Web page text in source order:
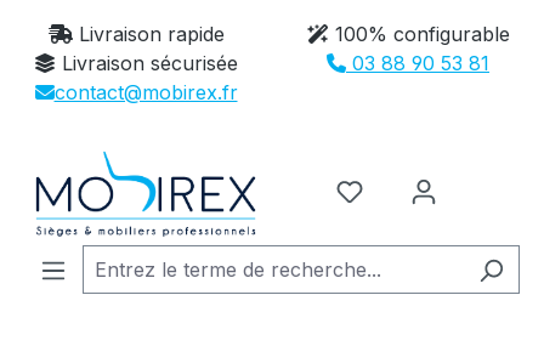
Passer au contenu principal
Livraison rapide
100% configurable
Livraison sécurisée
03 88 90 53 81
contact@mobirex.fr
Vous avez 0